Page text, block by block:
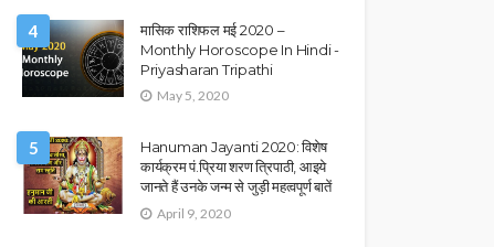
4
मासिक राशिफल मई 2020 –
Monthly Horoscope In Hindi -
Priyasharan Tripathi
May 5, 2020
5
Hanuman Jayanti 2020: विशेष
कार्यक्रम पं.प्रिया शरण त्रिपाठी, आइये
जानते हैं उनके जन्म से जुड़ी महत्वपूर्ण बातें
April 9, 2020